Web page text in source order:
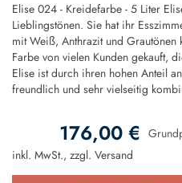
Elise 024 - Kreidefarbe - 5 Liter
Lieblingstönen. Sie hat ihr
mit Weiß, Anthrazit und
Farbe von vielen Kunden gekauft,
Elise ist durch ihren hohen Anteil
freundlich und sehr vielseitig
176,00 €
inkl. MwSt., zzgl. Versand